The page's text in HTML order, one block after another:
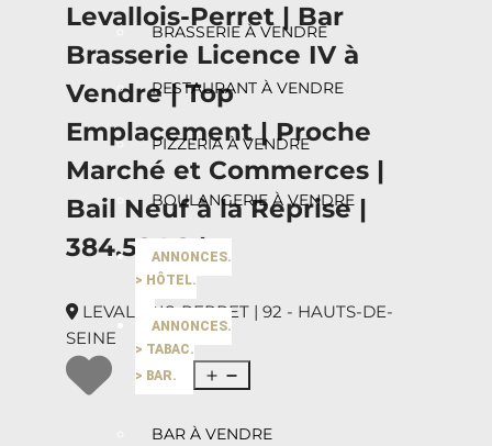
BRASSERIE À VENDRE
RESTAURANT À VENDRE
PIZZERIA À VENDRE
BOULANGERIE À VENDRE
ANNONCES.
> HÔTEL.
ANNONCES.
> TABAC.
> BAR.
BAR À VENDRE
Levallois-Perret | Bar
Brasserie Licence IV à
Vendre | Top
Emplacement | Proche
Marché et Commerces |
Bail Neuf à la Reprise |
384.524€ |
LEVALLOIS-PERRET | 92 - HAUTS-DE-
SEINE